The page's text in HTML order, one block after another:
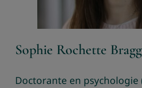
Sophie Rochette Bragg
Doctorante en psychologie